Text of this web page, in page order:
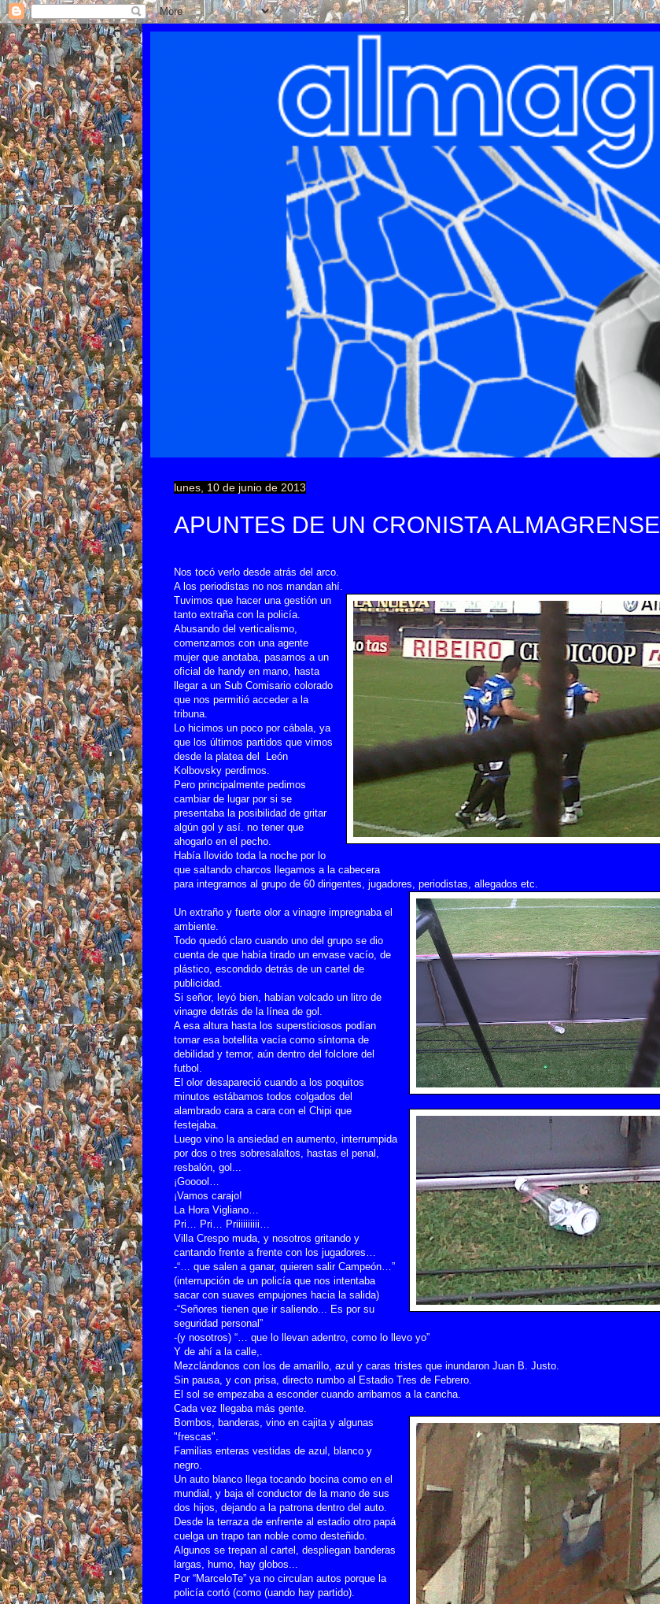
lunes, 10 de junio de 2013
APUNTES DE UN CRONISTA ALMAGRENSE
Nos tocó verlo desde atrás del arco.
A los periodistas no nos mandan ahí.
Tuvimos que hacer una gestión un
tanto extraña con la policía.
Abusando del verticalismo,
comenzamos con una agente
mujer que anotaba, pasamos a un
oficial de handy en mano, hasta
llegar a un Sub Comisario colorado
que nos permitió acceder a la
tribuna.
Lo hicimos un poco por cábala, ya
que los últimos partidos que vimos
desde la platea del León
Kolbovsky perdimos.
Pero principalmente pedimos
cambiar de lugar por si se
presentaba la posibilidad de gritar
algún gol y así. no tener que
ahogarlo en el pecho.
Había llovido toda la noche por lo
que saltando charcos llegamos a la cabecera
para integrarnos al grupo de 60 dirigentes, jugadores, periodistas, allegados etc.
Un extraño y fuerte olor a vinagre impregnaba el
ambiente.
Todo quedó claro cuando uno del grupo se dio
cuenta de que había tirado un envase vacío, de
plástico, escondido detrás de un cartel de
publicidad.
Si señor, leyó bien, habían volcado un litro de
vinagre detrás de la línea de gol.
A esa altura hasta los supersticiosos podían
tomar esa botellita vacía como síntoma de
debilidad y temor, aún dentro del folclore del
futbol.
El olor desapareció cuando a los poquitos
minutos estábamos todos colgados del
alambrado cara a cara con el Chipi que
festejaba.
Luego vino la ansiedad en aumento, interrumpida
por dos o tres sobresalaltos, hastas el penal,
resbalón, gol...
¡Gooool…
¡Vamos carajo!
La Hora Vigliano…
Pri… Pri… Priiiiiiiiii…
Villa Crespo muda, y nosotros gritando y
cantando frente a frente con los jugadores…
-“… que salen a ganar, quieren salir Campeón…”
(interrupción de un policía que nos intentaba
sacar con suaves empujones hacia la salida)
-“Señores tienen que ir saliendo... Es por su
seguridad personal”
-(y nosotros) “… que lo llevan adentro, como lo llevo yo”
Y de ahí a la calle,.
Mezclándonos con los de amarillo, azul y caras tristes que inundaron Juan B. Justo.
Sin pausa, y con prisa, directo rumbo al Estadio Tres de Febrero.
El sol se empezaba a esconder cuando arribamos a la cancha.
Cada vez llegaba más gente.
Bombos, banderas, vino en cajita y algunas
"frescas".
Familias enteras vestidas de azul, blanco y
negro.
Un auto blanco llega tocando bocina como en el
mundial, y baja el conductor de la mano de sus
dos hijos, dejando a la patrona dentro del auto.
Desde la terraza de enfrente al estadio otro papá
cuelga un trapo tan noble como desteñido.
Algunos se trepan al cartel, despliegan banderas
largas, humo, hay globos...
Por “MarceloTe” ya no circulan autos porque la
policía cortó (como (uando hay partido).